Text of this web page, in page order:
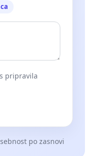
pripravila
po zasnovi